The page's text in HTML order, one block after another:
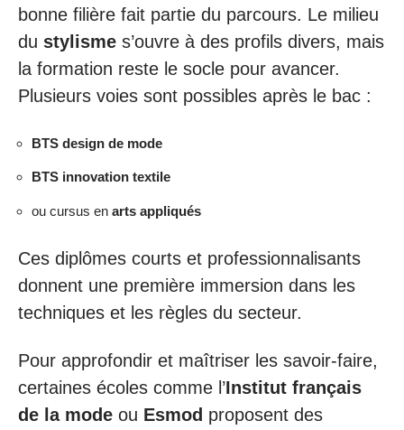
bonne filière fait partie du parcours. Le milieu
du stylisme s’ouvre à des profils divers, mais
la formation reste le socle pour avancer.
Plusieurs voies sont possibles après le bac :
BTS design de mode
BTS innovation textile
ou cursus en arts appliqués
Ces diplômes courts et professionnalisants
donnent une première immersion dans les
techniques et les règles du secteur.
Pour approfondir et maîtriser les savoir-faire,
certaines écoles comme l’Institut français
de la mode ou Esmod proposent des